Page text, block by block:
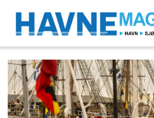
Tag:
havnelangs